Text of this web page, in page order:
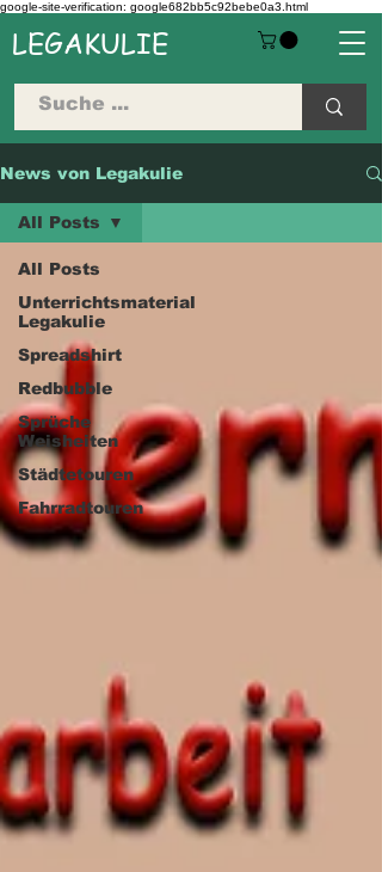
google-site-verification: google682bb5c92bebe0a3.html
LEGAKULIE
News von Legakulie
All Posts
Unterrichtsmaterial
Legakulie
Spreadshirt
Redbubble
Sprüche
Weisheiten
Städtetouren
Fahrradtouren
All Posts